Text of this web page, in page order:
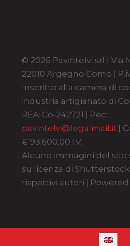
© 2026 Pavintelvi srl | Via
22010 Argegno Como |
Inscritto alla camera di
industria artigianato di
REA: Co-242721 | Pec:
pavintelvi@legalmail.it |
€ 93.600,00 I.V.
Alcune immagini del sito
su licenza di
rispettivi autori | Powered